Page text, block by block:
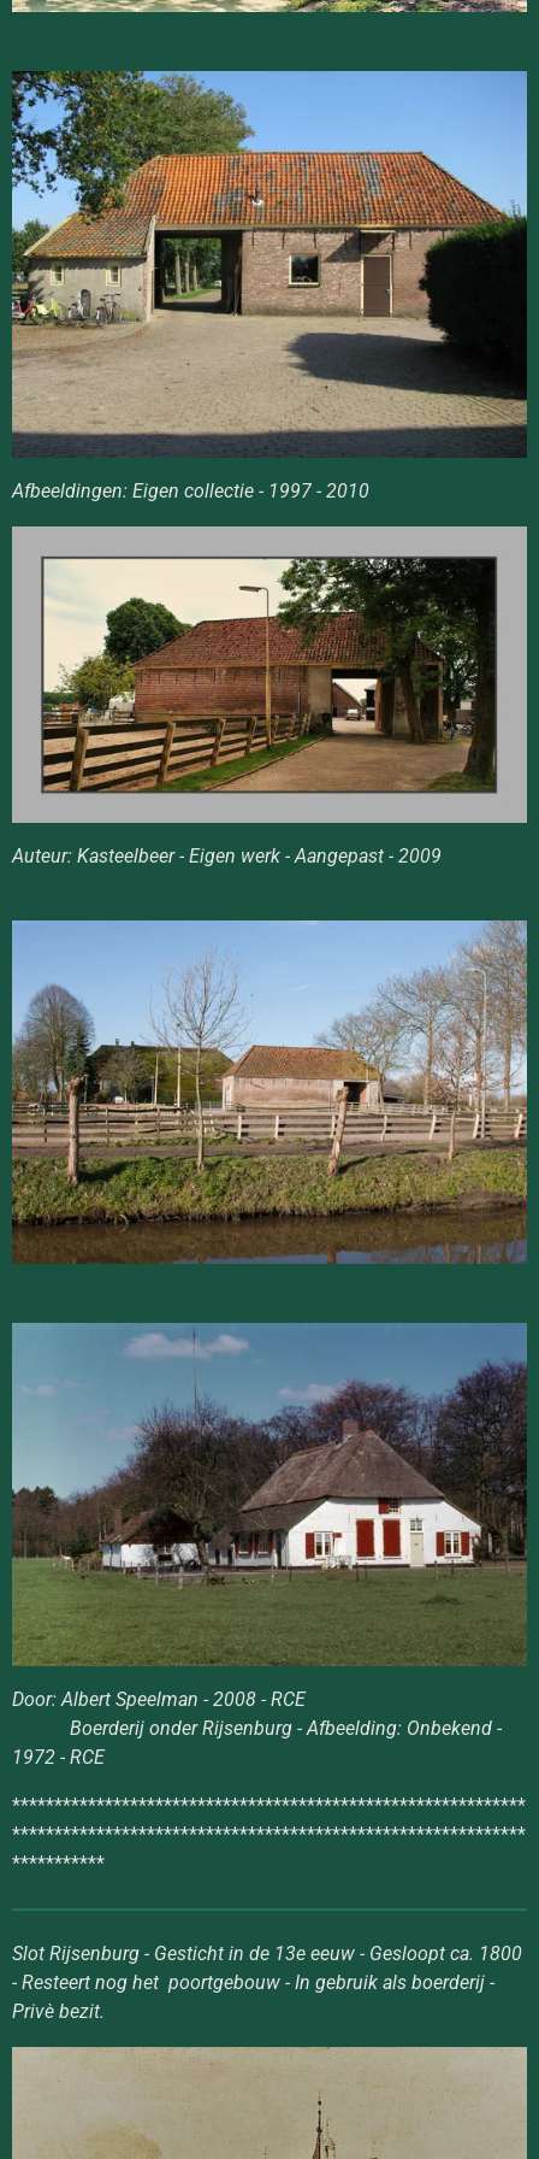
Afbeeldingen: Eigen collectie - 1997 - 2010
Auteur: Kasteelbeer - Eigen werk - Aangepast - 2009
Door: Albert Speelman - 2008 - RCE
Boerderij onder Rijsenburg - Afbeelding: Onbekend -
1972 - RCE
*************************************************************
*************************************************************
***********
Slot Rijsenburg - Gesticht in de 13e eeuw - Gesloopt ca. 1800
- Resteert nog het poortgebouw - In gebruik als boerderij -
Privè bezit.